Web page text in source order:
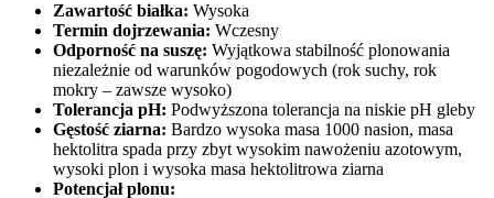
Zawartość białka: Wysoka
Termin dojrzewania: Wczesny
Odporność na suszę: Wyjątkowa stabilność plonowania
niezależnie od warunków pogodowych (rok suchy, rok
mokry – zawsze wysoko)
Tolerancja pH: Podwyższona tolerancja na niskie pH gleby
Gęstość ziarna: Bardzo wysoka masa 1000 nasion, masa
hektolitra spada przy zbyt wysokim nawożeniu azotowym,
wysoki plon i wysoka masa hektolitrowa ziarna
Potencjał plonu: